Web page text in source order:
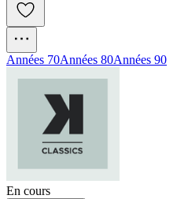
Années 70Années 80Années 90
En cours